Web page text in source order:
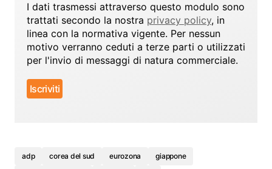
I dati trasmessi attraverso questo modulo sono
trattati secondo la nostra privacy policy, in
linea con la normativa vigente. Per nessun
motivo verranno ceduti a terze parti o utilizzati
per l'invio di messaggi di natura commerciale.
adp corea del sud eurozona
giappone